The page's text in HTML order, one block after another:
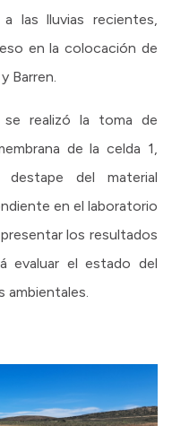
las lluvias recientes,
en la colocación de
Barren.
realizó la toma de
de la celda 1,
del material
en el laboratorio
los resultados
evaluar el estado del
ambientales.